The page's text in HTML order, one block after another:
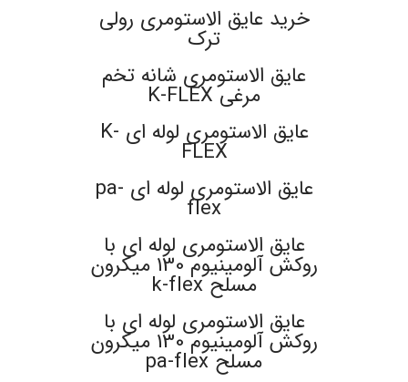
خرید عایق الاستومری رولی
ترک
عایق الاستومری شانه تخم
مرغی K-FLEX
عایق الاستومری لوله ای K-
FLEX
عایق الاستومری لوله ای pa-
flex
عایق الاستومری لوله ای با
روکش آلومینیوم 130 میکرون
مسلح k-flex
عایق الاستومری لوله ای با
روکش آلومینیوم 130 میکرون
مسلح pa-flex